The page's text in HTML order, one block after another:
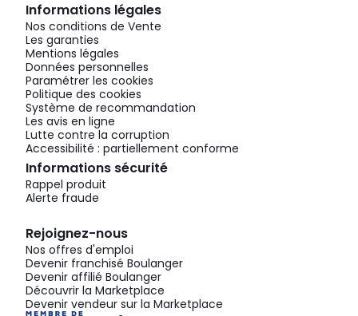
Informations légales
Nos conditions de Vente
Les garanties
Mentions légales
Données personnelles
Paramétrer les cookies
Politique des cookies
Système de recommandation
Les avis en ligne
Lutte contre la corruption
Accessibilité : partiellement conforme
Informations sécurité
Rappel produit
Alerte fraude
Rejoignez-nous
Nos offres d'emploi
Devenir franchisé Boulanger
Devenir affilié Boulanger
Découvrir la Marketplace
Devenir vendeur sur la Marketplace